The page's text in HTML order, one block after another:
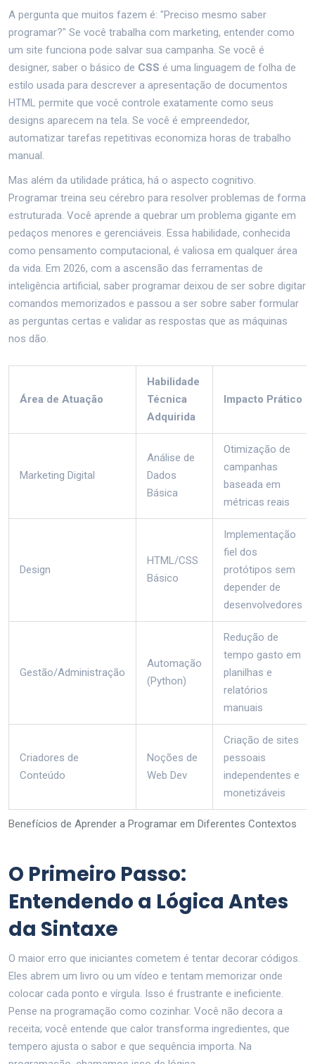
A pergunta que muitos fazem é: "Preciso mesmo saber
programar?" Se você trabalha com marketing, entender como
um site funciona pode salvar sua campanha. Se você é
designer, saber o básico de CSS é uma linguagem de folha de
estilo usada para descrever a apresentação de documentos
HTML permite que você controle exatamente como seus
designs aparecem na tela. Se você é empreendedor,
automatizar tarefas repetitivas economiza horas de trabalho
manual.
Mas além da utilidade prática, há o aspecto cognitivo.
Programar treina seu cérebro para resolver problemas de forma
estruturada. Você aprende a quebrar um problema gigante em
pedaços menores e gerenciáveis. Essa habilidade, conhecida
como pensamento computacional, é valiosa em qualquer área
da vida. Em 2026, com a ascensão das ferramentas de
inteligência artificial, saber programar deixou de ser sobre digitar
comandos memorizados e passou a ser sobre saber formular
as perguntas certas e validar as respostas que as máquinas
nos dão.
Benefícios de Aprender a Programar em Diferentes Contextos
Área de Atuação
Habilidade
Técnica
Adquirida
Impacto Prático
Marketing Digital
Análise de
Dados
Básica
Otimização de
campanhas
baseada em
métricas reais
Design
HTML/CSS
Básico
Implementação
fiel dos
protótipos sem
depender de
desenvolvedores
Gestão/Administração
Automação
(Python)
Redução de
tempo gasto em
planilhas e
relatórios
manuais
Criadores de
Conteúdo
Noções de
Web Dev
Criação de sites
pessoais
independentes e
monetizáveis
O Primeiro Passo:
Entendendo a Lógica Antes
da Sintaxe
O maior erro que iniciantes cometem é tentar decorar códigos.
Eles abrem um livro ou um vídeo e tentam memorizar onde
colocar cada ponto e vírgula. Isso é frustrante e ineficiente.
Pense na programação como cozinhar. Você não decora a
receita; você entende que calor transforma ingredientes, que
tempero ajusta o sabor e que sequência importa. Na